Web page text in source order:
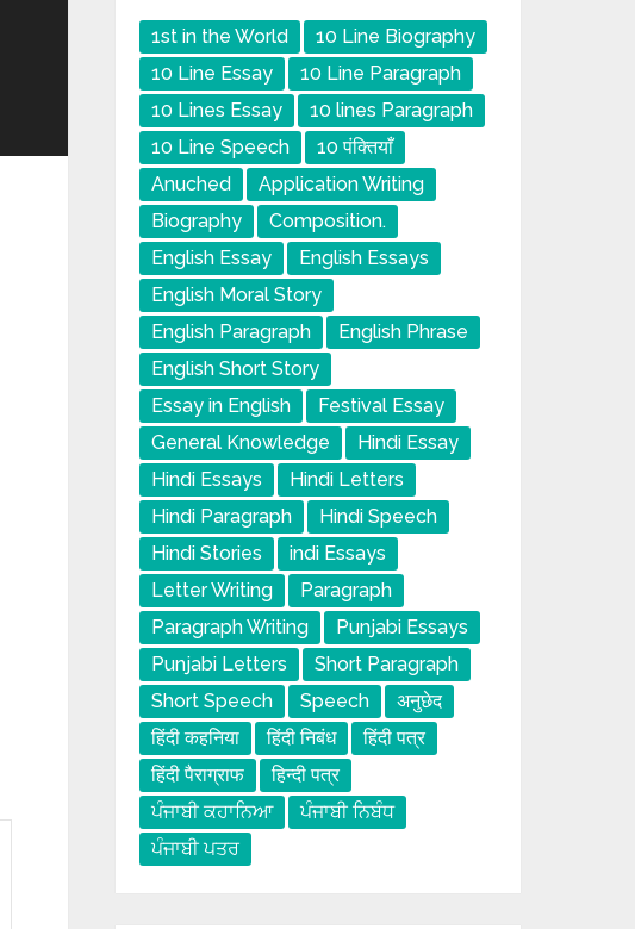
1st in the World
10 Line Biography
10 Line Essay
10 Line Paragraph
10 Lines Essay
10 lines Paragraph
10 Line Speech
10 पंक्तियाँ
Anuched
Application Writing
Biography
Composition.
English Essay
English Essays
English Moral Story
English Paragraph
English Phrase
English Short Story
Essay in English
Festival Essay
General Knowledge
Hindi Essay
Hindi Essays
Hindi Letters
Hindi Paragraph
Hindi Speech
Hindi Stories
indi Essays
Letter Writing
Paragraph
Paragraph Writing
Punjabi Essays
Punjabi Letters
Short Paragraph
Short Speech
Speech
अनुछेद
हिंदी कहनिया
हिंदी निबंध
हिंदी पत्र
हिंदी पैराग्राफ
हिन्दी पत्र
ਪੰਜਾਬੀ ਕਹਾਨਿਆ
ਪੰਜਾਬੀ ਨਿਬੰਧ
ਪੰਜਾਬੀ ਪਤਰ